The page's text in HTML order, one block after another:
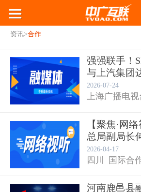
资讯>合作
强强联手！
与上汽集团
2026-07-24
上海广播电视
融媒体中心
【聚焦·网
总局副局长
主...
2026-04-17
四川 国际合
河南鹿邑县